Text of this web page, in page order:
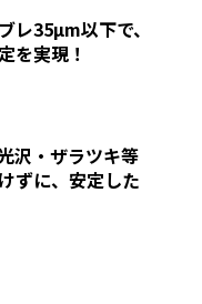
レ35μm以下で、
を実現！
沢・ザラツキ等
ずに、安定した